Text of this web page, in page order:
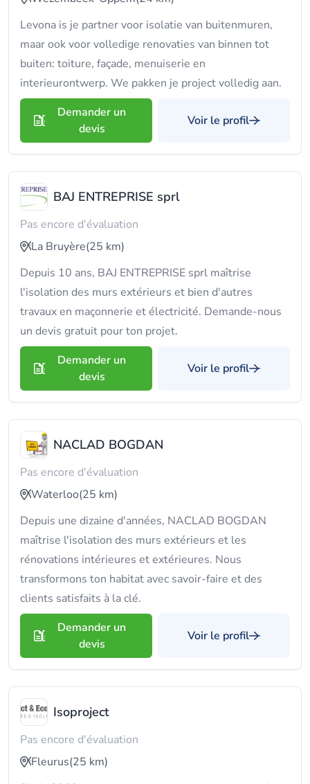
Levona is je partner voor isolatie van buitenmuren,
maar ook voor volledige renovaties van binnen tot
buiten: toiture, façade, menuiserie en
interieurontwerp. We pakken je project volledig aan.
Demander un
devis
Voir le profil
BAJ ENTREPRISE sprl
Pas encore d'évaluation
La Bruyère(25 km)
Depuis 10 ans, BAJ ENTREPRISE sprl maîtrise
l'isolation des murs extérieurs et bien d'autres
travaux en maçonnerie et électricité. Demande-nous
un devis gratuit pour ton projet.
Demander un
devis
Voir le profil
NACLAD BOGDAN
Pas encore d'évaluation
Waterloo(25 km)
Depuis une dizaine d'années, NACLAD BOGDAN
maîtrise l'isolation des murs extérieurs et les
rénovations intérieures et extérieures. Nous
transformons ton habitat avec savoir-faire et des
clients satisfaits à la clé.
Demander un
devis
Voir le profil
Isoproject
Pas encore d'évaluation
Fleurus(25 km)